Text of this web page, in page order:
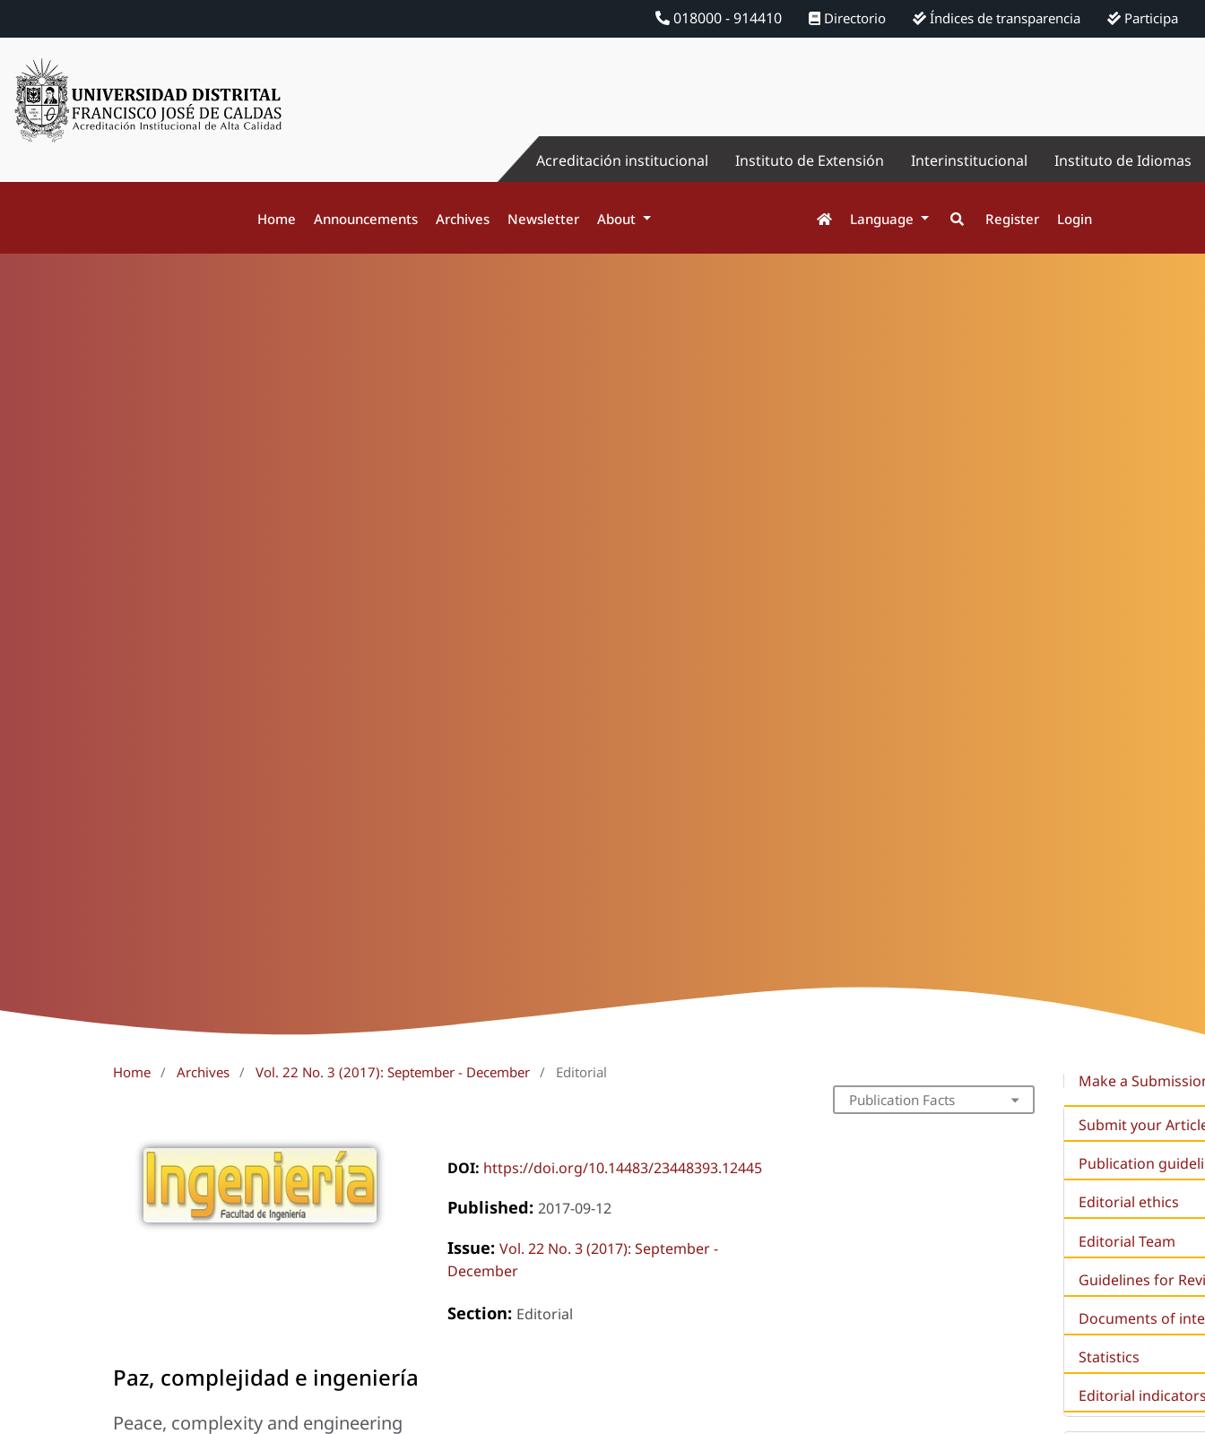
018000 - 914410 Directorio Índices de transparencia Participa
Acreditación institucional Instituto de Extensión Interinstitucional Instituto de Idiomas
Home Announcements Archives Newsletter About Language Register Login
Home / Archives / Vol. 22 No. 3 (2017): September - December / Editorial
DOI: https://doi.org/10.14483/23448393.12445
Published: 2017-09-12
Issue: Vol. 22 No. 3 (2017): September -
December
Section: Editorial
Paz, complejidad e ingeniería
Peace, complexity and engineering
Publication Facts
Make a
Submit your
Publication
Editorial ethics
Editorial Team
Guidelines for
Documents of
Statistics
Editorial